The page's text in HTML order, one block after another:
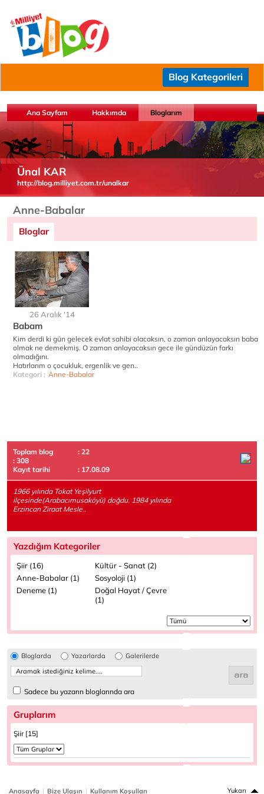
Blog Kategorileri
Ana Sayfam Hakkımda Bloglarım
Ünal KAR
http://blog.milliyet.com.tr/unalkar
Anne-Babalar
Bloglar
26 Aralık '14
Babam
Kim derdi ki gün gelecek evlat sahibi olacaksın, o zaman anlayacaksın baba
olmak ne demekmiş. O zaman anlayacaksın gece ile gündüzün farkı
olmadığını.
Hatırlarım o çocukluk, ergenlik ve gen..
Kategori : Anne-Babalar
Toplam blog
: 22
: 308
Kayıt tarihi
: 17.08.09
1966 yılında Tokat Yeşilyurt
ilçesinde(Arabacımusaköyü) doğdu. 1984 yılında
Erzincan Ziraat Mesle..
Yazdığım Kategoriler
Şiir (16)
Kültür - Sanat (2)
Anne-Babalar (1)
Sosyoloji (1)
Deneme (1)
Doğal Hayat / Çevre
(1)
Bloglarda Yazarlarda Galerilerde
Sadece bu yazarın bloglarında ara
Gruplarım
Şiir [15]
Anasayfa | Bize Ulaşın | Kullanım Koşulları Yukarı